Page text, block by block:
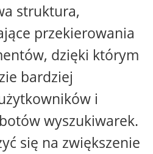
struktura,
przekierowania
dzięki którym
bardziej
i
wyszukiwarek.
się na zwiększenie